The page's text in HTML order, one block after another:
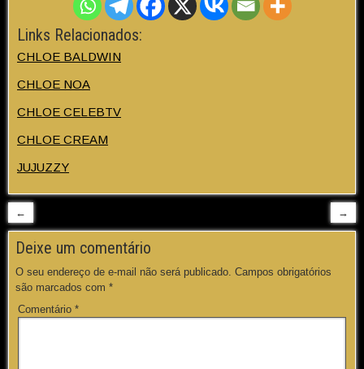
Links Relacionados:
CHLOE BALDWIN
CHLOE NOA
CHLOE CELEBTV
CHLOE CREAM
JUJUZZY
← →
Deixe um comentário
O seu endereço de e-mail não será publicado. Campos obrigatórios
são marcados com *
Comentário *